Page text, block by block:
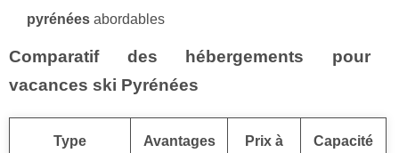
pyrénées abordables
Comparatif des hébergements pour
vacances ski Pyrénées
Type
Avantages
Prix à
Capacité